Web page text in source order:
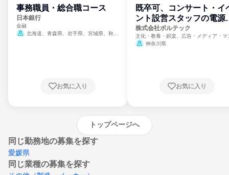
事務職員・総合職コース
日本銀行
金融
北海道、青森県、岩手県、宮城県、秋田
崎県、熊本県、大分県、宮崎県、鹿児島県、
お気に入り
既卒可、コンサート・イ
ント設営スタッフの電源
門
株式会社ボルテック
文化・教養・娯楽、広告・メディア・マ
ミ、電力・ガス・水道・エネルギー
神奈川県
お気に入り
トップページへ
同じ勤務地の募集を探す
愛媛県
同じ業種の募集を探す